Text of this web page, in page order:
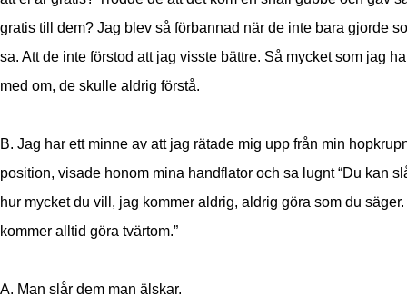
gratis till dem? Jag blev så förbannad när de inte bara gjorde
sa. Att de inte förstod att jag visste bättre. Så mycket som jag
med om, de skulle aldrig förstå.
B. Jag har ett minne av att jag rätade mig upp från min
position, visade honom mina handflator och sa lugnt “Du kan
hur mycket du vill, jag kommer aldrig, aldrig göra som du
kommer alltid göra tvärtom.”
A. Man slår dem man älskar.